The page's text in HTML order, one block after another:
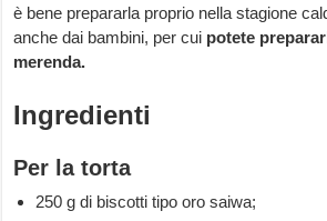
è bene prepararla proprio nella stagione
anche dai bambini, per cui potete
merenda.
Ingredienti
Per la torta
250 g di biscotti tipo oro saiwa;